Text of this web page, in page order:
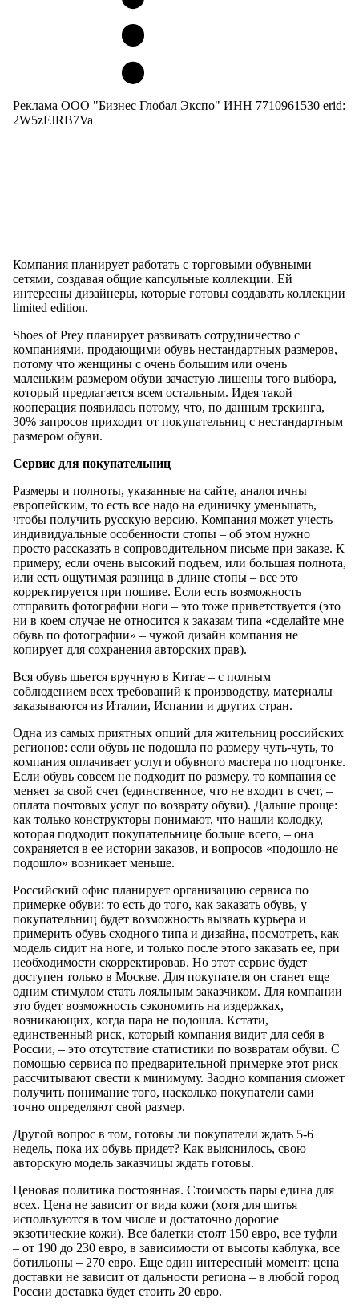
Реклама ООО "Бизнес Глобал Экспо" ИНН 7710961530 erid:
2W5zFJRB7Va
Компания планирует работать с торговыми обувными
сетями, создавая общие капсульные коллекции. Ей
интересны дизайнеры, которые готовы создавать коллекции
limited edition.
Shoes of Prey планирует развивать сотрудничество с
компаниями, продающими обувь нестандартных размеров,
потому что женщины с очень большим или очень
маленьким размером обуви зачастую лишены того выбора,
который предлагается всем остальным. Идея такой
кооперация появилась потому, что, по данным трекинга,
30% запросов приходит от покупательниц с нестандартным
размером обуви.
Сервис для покупательниц
Размеры и полноты, указанные на сайте, аналогичны
европейским, то есть все надо на единичку уменьшать,
чтобы получить русскую версию. Компания может учесть
индивидуальные особенности стопы – об этом нужно
просто рассказать в сопроводительном письме при заказе. К
примеру, если очень высокий подъем, или большая полнота,
или есть ощутимая разница в длине стопы – все это
корректируется при пошиве. Если есть возможность
отправить фотографии ноги – это тоже приветствуется (это
ни в коем случае не относится к заказам типа «сделайте мне
обувь по фотографии» – чужой дизайн компания не
копирует для сохранения авторских прав).
Вся обувь шьется вручную в Китае – с полным
соблюдением всех требований к производству, материалы
заказываются из Италии, Испании и других стран.
Одна из самых приятных опций для жительниц российских
регионов: если обувь не подошла по размеру чуть-чуть, то
компания оплачивает услуги обувного мастера по подгонке.
Если обувь совсем не подходит по размеру, то компания ее
меняет за свой счет (единственное, что не входит в счет, –
оплата почтовых услуг по возврату обуви). Дальше проще:
как только конструкторы понимают, что нашли колодку,
которая подходит покупательнице больше всего, – она
сохраняется в ее истории заказов, и вопросов «подошло-не
подошло» возникает меньше.
Российский офис планирует организацию сервиса по
примерке обуви: то есть до того, как заказать обувь, у
покупательниц будет возможность вызвать курьера и
примерить обувь сходного типа и дизайна, посмотреть, как
модель сидит на ноге, и только после этого заказать ее, при
необходимости скорректировав. Но этот сервис будет
доступен только в Москве. Для покупателя он станет еще
одним стимулом стать лояльным заказчиком. Для компании
это будет возможность сэкономить на издержках,
возникающих, когда пара не подошла. Кстати,
единственный риск, который компания видит для себя в
России, – это отсутствие статистики по возвратам обуви. С
помощью сервиса по предварительной примерке этот риск
рассчитывают свести к минимуму. Заодно компания сможет
получить понимание того, насколько покупатели сами
точно определяют свой размер.
Другой вопрос в том, готовы ли покупатели ждать 5-6
недель, пока их обувь придет? Как выяснилось, свою
авторскую модель заказчицы ждать готовы.
Ценовая политика постоянная. Стоимость пары едина для
всех. Цена не зависит от вида кожи (хотя для шитья
используются в том числе и достаточно дорогие
экзотические кожи). Все балетки стоят 150 евро, все туфли
– от 190 до 230 евро, в зависимости от высоты каблука, все
ботильоны – 270 евро. Еще один интересный момент: цена
доставки не зависит от дальности региона – в любой город
России доставка будет стоить 20 евро.